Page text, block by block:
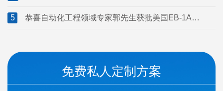
5
恭喜自动化工程领域专家郭先生获批美国EB-1A移
免费私人定制方案